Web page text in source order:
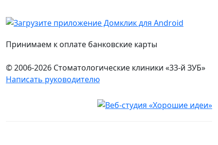
Принимаем к оплате банковские карты
© 2006-2026 Стоматологические клиники «33-й ЗУБ»
Написать руководителю